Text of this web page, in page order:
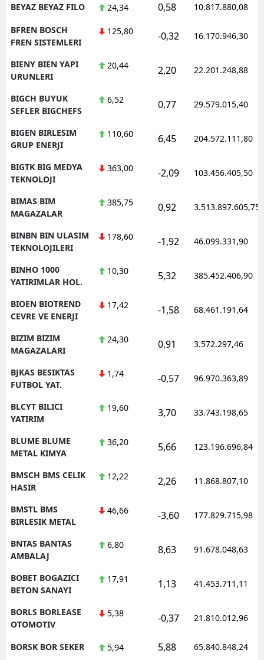
BEYAZ BEYAZ FILO 24,34 0,58 10.817.880,08
BFREN BOSCH
FREN SISTEMLERI
125,80 -0,32 16.170.946,30
BIENY BIEN YAPI
URUNLERI
20,44 2,20 22.201.248,88
BIGCH BUYUK
SEFLER BIGCHEFS
6,52 0,77 29.579.015,40
BIGEN BIRLESIM
GRUP ENERJI
110,60 6,45 204.572.111,80
BIGTK BIG MEDYA
TEKNOLOJI
363,00 -2,09 103.456.405,50
BIMAS BIM
MAGAZALAR
385,75 0,92 3.513.897.605,75
BINBN BIN ULASIM
TEKNOLOJILERI
178,60 -1,92 46.099.331,90
BINHO 1000
YATIRIMLAR HOL.
10,30 5,32 385.452.406,90
BIOEN BIOTREND
CEVRE VE ENERJI
17,42 -1,58 68.461.191,64
BIZIM BIZIM
MAGAZALARI
24,30 0,91 3.572.297,46
BJKAS BESIKTAS
FUTBOL YAT.
1,74 -0,57 96.970.363,89
BLCYT BILICI
YATIRIM
19,60 3,70 33.743.198,65
BLUME BLUME
METAL KIMYA
36,20 5,66 123.196.696,84
BMSCH BMS CELIK
HASIR
12,22 2,26 11.868.807,10
BMSTL BMS
BIRLESIK METAL
46,66 -3,60 177.829.715,98
BNTAS BANTAS
AMBALAJ
6,80 8,63 91.678.048,63
BOBET BOGAZICI
BETON SANAYI
17,91 1,13 41.453.711,11
BORLS BORLEASE
OTOMOTIV
5,38 -0,37 21.810.012,96
BORSK BOR SEKER 5,94 5,88 65.840.848,24